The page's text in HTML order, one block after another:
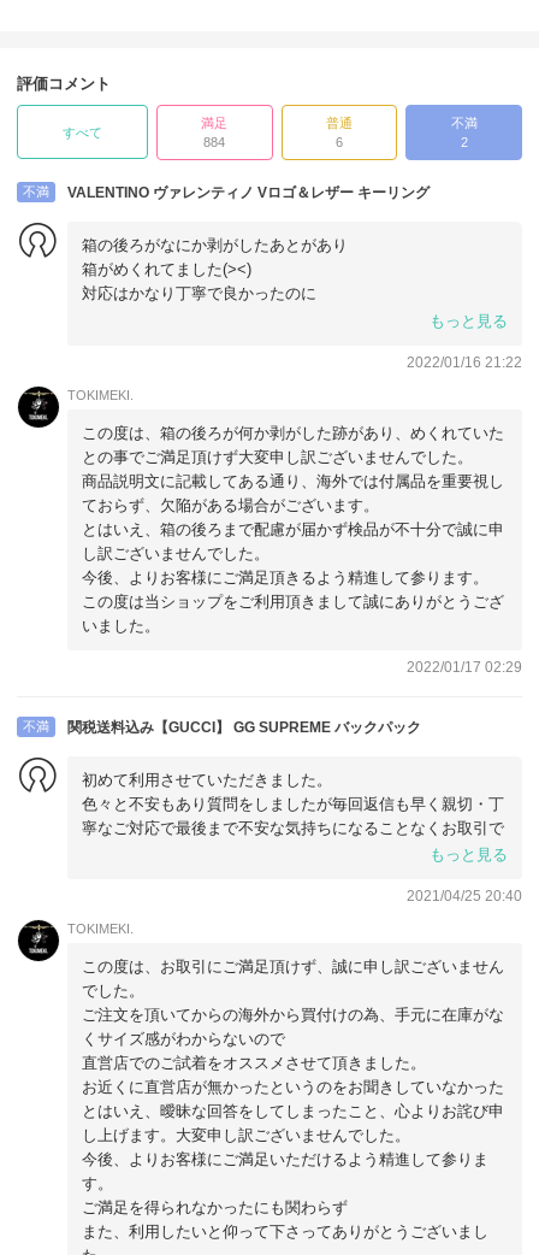
評価コメント
すべて
満足
884
普通
6
不満
2
不満 VALENTINO ヴァレンティノ Vロゴ＆レザー キーリング
箱の後ろがなにか剥がしたあとがあり
箱がめくれてました(><)
対応はかなり丁寧で良かったのに
もっと見る
2022/01/16 21:22
TOKIMEKI.
この度は、箱の後ろが何か剥がした跡があり、めくれていた
との事でご満足頂けず大変申し訳ございませんでした。
商品説明文に記載してある通り、海外では付属品を重要視し
ておらず、欠陥がある場合がございます。
とはいえ、箱の後ろまで配慮が届かず検品が不十分で誠に申
し訳ございませんでした。
今後、よりお客様にご満足頂きるよう精進して参ります。
この度は当ショップをご利用頂きまして誠にありがとうござ
いました。
2022/01/17 02:29
不満 関税送料込み【GUCCI】 GG SUPREME バックパック
初めて利用させていただきました。
色々と不安もあり質問をしましたが毎回返信も早く親切・丁
寧なご対応で最後まで不安な気持ちになることなくお取引で
規店がなく店舗にて合わす事ができない為お聞きしましたが
曖昧なご回答でしたので失敗をしてしまいました。ハッキリ
きます。終始とても丁寧で且つ親切に相談や要望に対応して
もらえ感謝しております。また利用させていただきたいと思
えました。
もっと見る
2021/04/25 20:40
TOKIMEKI.
この度は、お取引にご満足頂けず、誠に申し訳ございません
でした。
ご注文を頂いてからの海外から買付けの為、手元に在庫がな
くサイズ感がわからないので
直営店でのご試着をオススメさせて頂きました。
お近くに直営店が無かったというのをお聞きしていなかった
とはいえ、曖昧な回答をしてしまったこと、心よりお詫び申
し上げます。大変申し訳ございませんでした。
今後、よりお客様にご満足いただけるよう精進して参りま
す。
ご満足を得られなかったにも関わらず
また、利用したいと仰って下さってありがとうございまし